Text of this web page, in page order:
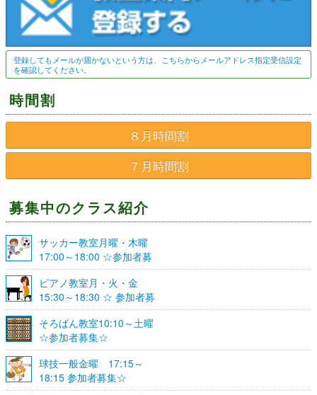
登録してもメールが届かないという方は、こちらからメールアドレス指定受信設定
を確認してください。
時間割
８月時間割
７月時間割
募集中のクラス紹介
サッカー教室月曜・木曜
17:00～18:00 ☆参加者募
集☆
ピアノ教室月・火・金
15:30～18:30 ☆ 参加者募
集☆
そろばん教室10:10～土曜
☆参加者募集☆
球技一般金曜 17:15～
18:15 参加者募集☆